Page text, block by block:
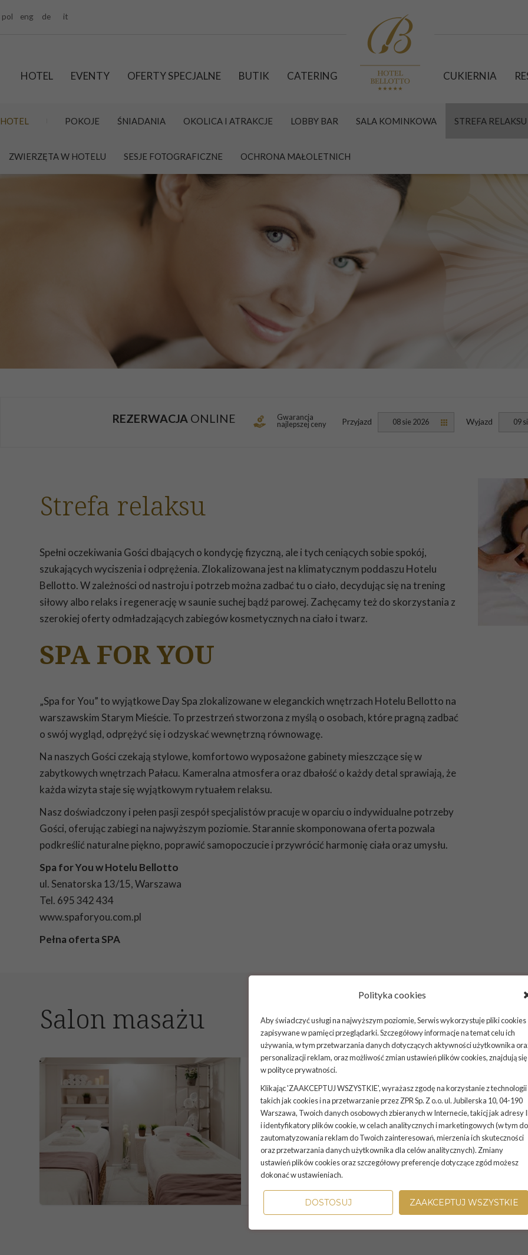
pol eng de it
HOTEL EVENTY OFERTY SPECJALNE BUTIK CATERING CUKIERNIA
HOTEL POKOJE ŚNIADANIA OKOLICA I ATRAKCJE LOBBY BAR SALA KOMINKOWA STREFA
ZWIERZĘTA W HOTELU SESJE FOTOGRAFICZNE OCHRONA MAŁOLETNICH
REZERWACJA ONLINE
Gwarancja
najlepszej ceny
Przyjazd 08 sie 2026 Wyjazd 09
Strefa relaksu
Spełni oczekiwania Gości dbających o kondycję fizyczną, ale i tych ceniących sobie spokój,
szukających wyciszenia i odprężenia. Zlokalizowana jest na klimatycznym poddaszu Hotelu
Bellotto. W zależności od nastroju i potrzeb można zadbać tu o ciało, decydując się na trening
siłowy albo relaks i regenerację w saunie suchej bądź parowej. Zachęcamy też do skorzystania z
szerokiej oferty odmładzających zabiegów kosmetycznych na ciało i twarz.
SPA FOR YOU
„Spa for You” to wyjątkowe Day Spa zlokalizowane w eleganckich wnętrzach Hotelu Bellotto na
warszawskim Starym Mieście. To przestrzeń stworzona z myślą o osobach, które pragną zadbać
o swój wygląd, odprężyć się i odzyskać wewnętrzną równowagę.
Na naszych Gości czekają stylowe, komfortowo wyposażone gabinety mieszczące się w
zabytkowych wnętrzach Pałacu. Kameralna atmosfera oraz dbałość o każdy detal sprawiają, że
każda wizyta staje się wyjątkowym rytuałem relaksu.
Nasz doświadczony i pełen pasji zespół specjalistów pracuje w oparciu o indywidualne potrzeby
Gości, oferując zabiegi na najwyższym poziomie. Starannie skomponowana oferta pozwala
podkreślić naturalne piękno, poprawić samopoczucie i przywrócić harmonię ciała oraz umysłu.
Spa for You w Hotelu Bellotto
ul. Senatorska 13/15, Warszawa
Tel. 695 342 434
www.spaforyou.com.pl
Pełna oferta SPA
Salon masażu
Masaże w SPA FOR YOU
Szeroka oferta masaży oraz zabiegów na twarz i ciało
utrzymać cerę w dobrej kondycji. Pomoże rozluźnić nie
psychiczne. Dostosowane do Twoich potrzeb techniki
wszelkie dolegliwości wywołane stresem i przemęczeniem.
w Spa For You.Zapoznaj się z naszą ofertą.
Polityka cookies
Aby świadczyć usługi na najwyższym poziomie, Serwis wykorzystuje pliki cookies
zapisywane w pamięci przeglądarki. Szczegółowy informacje na temat celu ich
używania, w tym przetwarzania danych dotyczących aktywności użytkownika
personalizacji reklam, oraz możliwość zmian ustawień plików cookies, znajdują się
wpolityce prywatności.
Klikając 'ZAAKCEPTUJ WSZYSTKIE', wyrażasz zgodę na korzystanie z technologii
takich jak cookies i na przetwarzanie przez ZPR Sp. Z o.o. ul. Jubilerska 10, 04-190
Warszawa, Twoich danych osobowych zbieranych w Internecie, takicj jak adresy
i identyfikatory plików cookie, w celach analitycznych i marketingowych (w tym do
zautomatyzowania reklam do Twoich zainteresowań, mierzenia ich skuteczności
oraz przetwarzania danych użytkownika dla celów analitycznych). Zmiany
ustawień plików cookies oraz szczegółowy preferencje dotyczące zgód możesz
dokonać w ustawieniach.
DOSTOSUJ ZAAKCEPTUJ WSZYSTKIE